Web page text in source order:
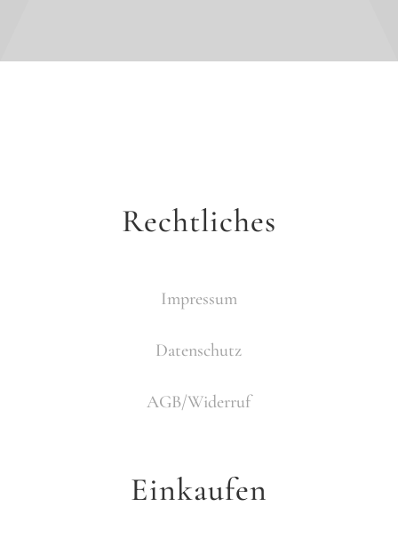
Rechtliches
Impressum
Datenschutz
AGB/Widerruf
Einkaufen